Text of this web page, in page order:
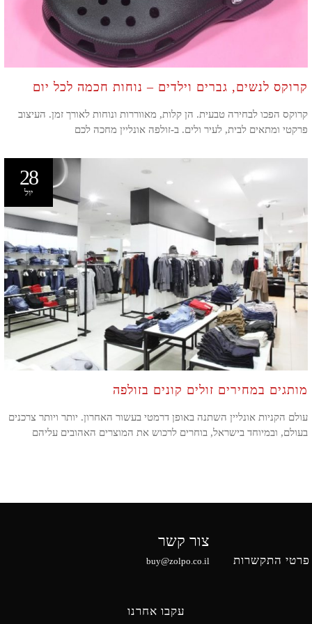
קרוקס לנשים, גברים וילדים – נוחות חכמה לכל יום
קרוקס הפכו לבחירה טבעית. הן קלות, מאווררות ונוחות לאורך זמן. העיצוב
פרקטי ומתאים לבית, לעיר ולים. ב-זולפה אונליין מחכה לכם
28
יול
מותגים במחירים זולים קונים בזולפה
עולם הקניות אונליין השתנה באופן דרמטי בעשור האחרון. יותר ויותר צרכנים
בעולם, ובמיוחד בישראל, בוחרים לרכוש את המוצרים האהובים עליהם
פרטי התקשרות
צור קשר
buy@zolpo.co.il
עקבו אחרנו